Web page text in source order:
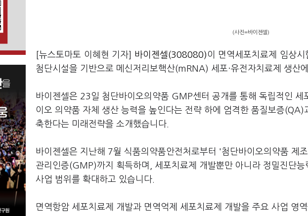
(사진=바이젠셀)
[뉴스토마토 이혜현 기자] 바이젠셀(308080)이 면역세포치료제 임상
첨단시설을 기반으로 메신저리보핵산(mRNA) 세포·유전자치료제 생산
바이젠셀은 23일 첨단바이오의약품 GMP센터 공개를 통해 독립적인 세
이오 의약품 자체 생산 능력을 높인다는 전략 하에 엄격한 품질보증
축한다는 미래전략을 소개했습니다.
바이젠셀은 지난해 7월 식품의약품안전처로부터 '첨단바이오의약품 제
관리인증(GMP)까지 획득하며, 세포치료제 개발뿐만 아니라 정밀진단
사업 범위를 확대하고 있습니다.
면역항암 세포치료제 개발과 면역억제 세포치료제 개발을 주요 사업 영